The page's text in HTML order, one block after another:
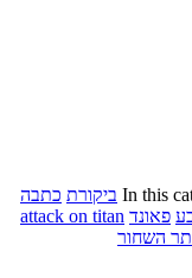
In this ביקורת כתבה
פאונד attack on titan
השחור